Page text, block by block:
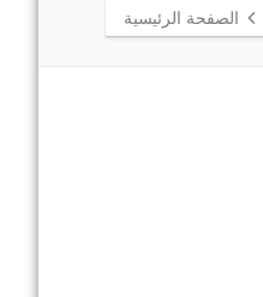
الصفحة الرئيسية